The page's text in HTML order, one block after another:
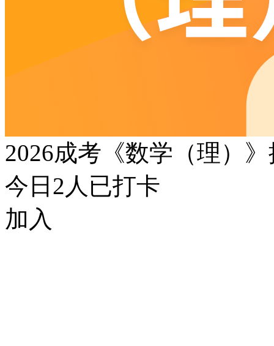
2026成考《数学（理）
今日 2 人已打卡
加入